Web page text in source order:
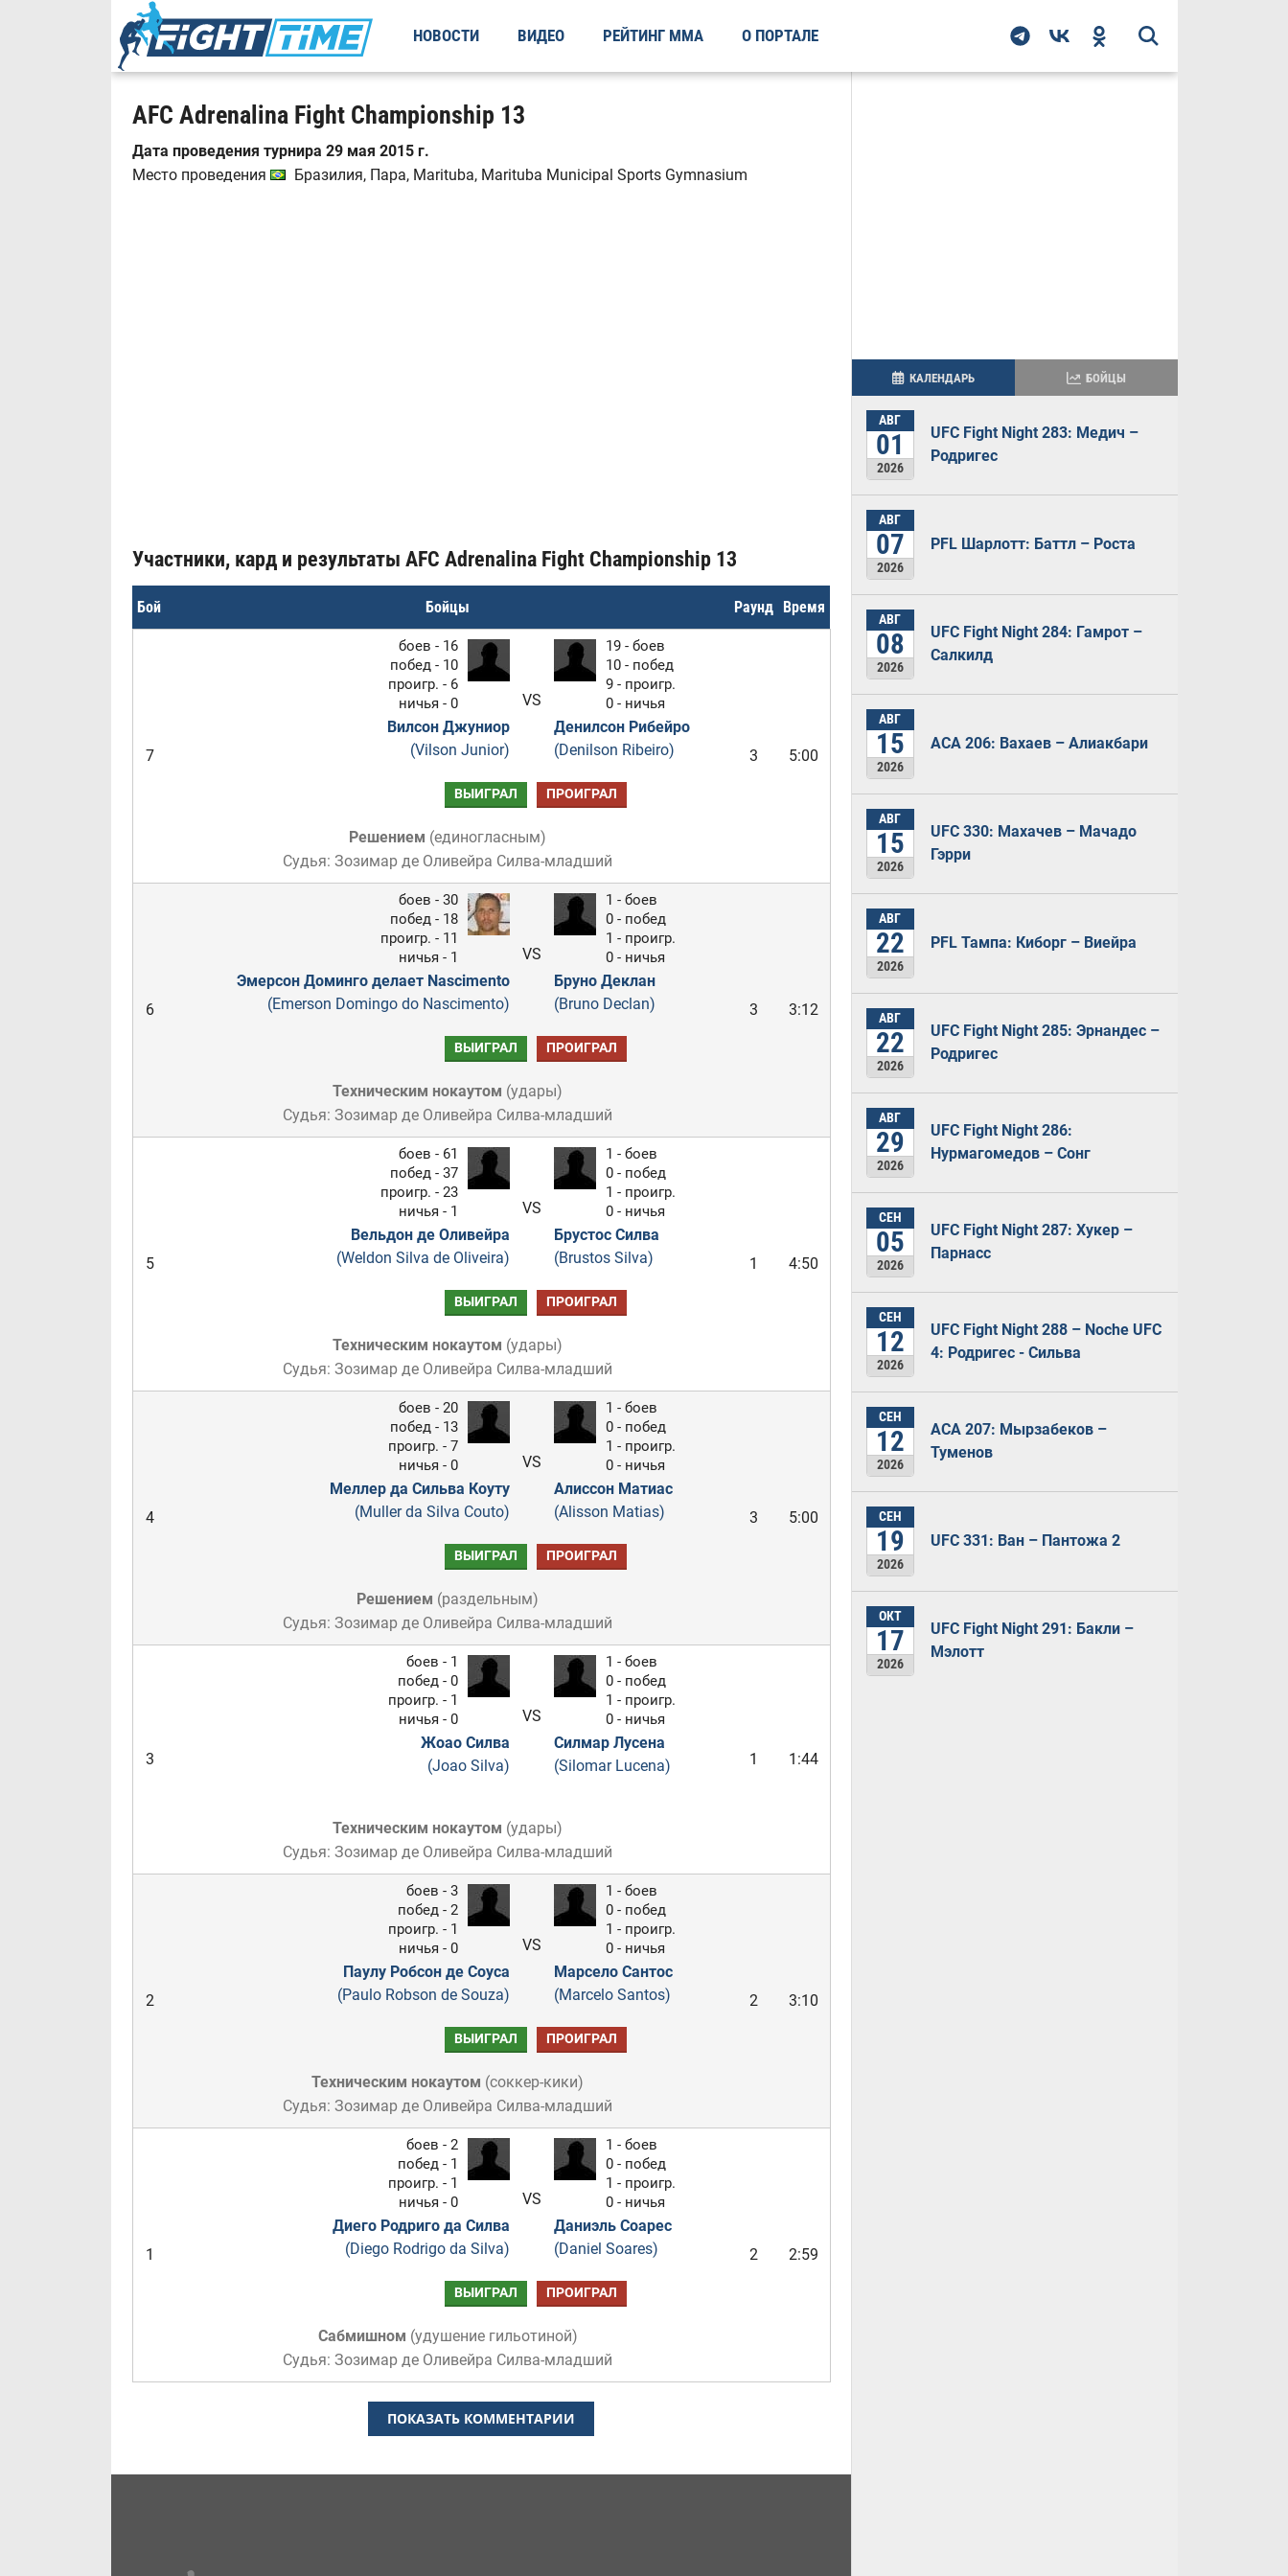
НОВОСТИ ВИДЕО РЕЙТИНГ ММА О ПОРТАЛЕ
AFC Adrenalina Fight Championship 13
Дата проведения турнира 29 мая 2015 г.
Место проведения
Бразилия, Пара, Marituba, Marituba Municipal Sports Gymnasium
Участники, кард и результаты AFC Adrenalina Fight Championship 13
Бой Бойцы Раунд Время
7
боев - 16
побед - 10
проигр. - 6
ничья - 0
Вилсон Джуниор
(Vilson Junior)
VS
19 - боев
10 - побед
9 - проигр.
0 - ничья
Денилсон Рибейро
(Denilson Ribeiro)
3 5:00
ВЫИГРАЛ ПРОИГРАЛ
Решением (единогласным)
Судья: Зозимар де Оливейра Силва-младший
6
боев - 30
побед - 18
проигр. - 11
ничья - 1
Эмерсон Доминго делает Nascimento
(Emerson Domingo do Nascimento)
VS
1 - боев
0 - побед
1 - проигр.
0 - ничья
Бруно Деклан
(Bruno Declan)
3 3:12
ВЫИГРАЛ ПРОИГРАЛ
Техническим нокаутом (удары)
Судья: Зозимар де Оливейра Силва-младший
5
боев - 61
побед - 37
проигр. - 23
ничья - 1
Вельдон де Оливейра
(Weldon Silva de Oliveira)
VS
1 - боев
0 - побед
1 - проигр.
0 - ничья
Брустос Силва
(Brustos Silva)
1 4:50
ВЫИГРАЛ ПРОИГРАЛ
Техническим нокаутом (удары)
Судья: Зозимар де Оливейра Силва-младший
4
боев - 20
побед - 13
проигр. - 7
ничья - 0
Меллер да Сильва Коуту
(Muller da Silva Couto)
VS
1 - боев
0 - побед
1 - проигр.
0 - ничья
Алиссон Матиас
(Alisson Matias)
3 5:00
ВЫИГРАЛ ПРОИГРАЛ
Решением (раздельным)
Судья: Зозимар де Оливейра Силва-младший
3
боев - 1
побед - 0
проигр. - 1
ничья - 0
Жоао Силва
(Joao Silva)
VS
1 - боев
0 - побед
1 - проигр.
0 - ничья
Силмар Лусена
(Silomar Lucena)
1 1:44
Техническим нокаутом (удары)
Судья: Зозимар де Оливейра Силва-младший
2
боев - 3
побед - 2
проигр. - 1
ничья - 0
Паулу Робсон де Соуса
(Paulo Robson de Souza)
VS
1 - боев
0 - побед
1 - проигр.
0 - ничья
Марсело Сантос
(Marcelo Santos)
2 3:10
ВЫИГРАЛ ПРОИГРАЛ
Техническим нокаутом (соккер-кики)
Судья: Зозимар де Оливейра Силва-младший
1
боев - 2
побед - 1
проигр. - 1
ничья - 0
Диего Родриго да Силва
(Diego Rodrigo da Silva)
VS
1 - боев
0 - побед
1 - проигр.
0 - ничья
Даниэль Соарес
(Daniel Soares)
2 2:59
ВЫИГРАЛ ПРОИГРАЛ
Сабмишном (удушение гильотиной)
Судья: Зозимар де Оливейра Силва-младший
ПОКАЗАТЬ КОММЕНТАРИИ
КАЛЕНДАРЬ БОЙЦЫ
АВГ
01
2026
UFC Fight Night 283: Медич –
Родригес
АВГ
07
2026
PFL Шарлотт: Баттл – Роста
АВГ
08
2026
UFC Fight Night 284: Гамрот –
Салкилд
АВГ
15
2026
ACA 206: Вахаев – Алиакбари
АВГ
15
2026
UFC 330: Махачев – Мачадо
Гэрри
АВГ
22
2026
PFL Тампа: Киборг – Виейра
АВГ
22
2026
UFC Fight Night 285: Эрнандес –
Родригес
АВГ
29
2026
UFC Fight Night 286:
Нурмагомедов – Сонг
СЕН
05
2026
UFC Fight Night 287: Хукер –
Парнасс
СЕН
12
2026
UFC Fight Night 288 – Noche UFC
4: Родригес - Сильва
СЕН
12
2026
ACA 207: Мырзабеков –
Туменов
СЕН
19
2026
UFC 331: Ван – Пантожа 2
ОКТ
17
2026
UFC Fight Night 291: Бакли –
Мэлотт